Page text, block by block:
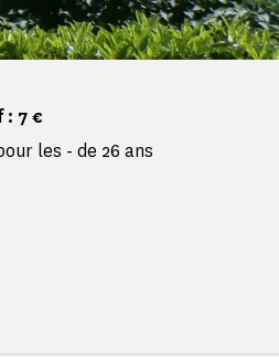
: 7 €
les - de 26 ans